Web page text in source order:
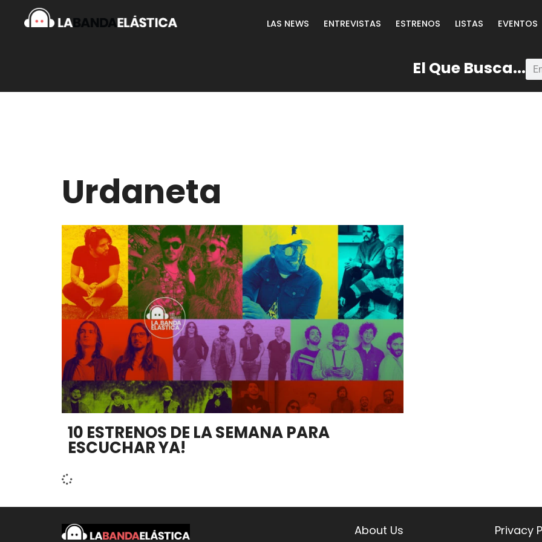
LAS NEWS ENTREVISTAS ESTRENOS LISTAS EVENTOS
El Que Busca...
Urdaneta
10 ESTRENOS DE LA SEMANA PARA
ESCUCHAR YA!
About Us
Privacy